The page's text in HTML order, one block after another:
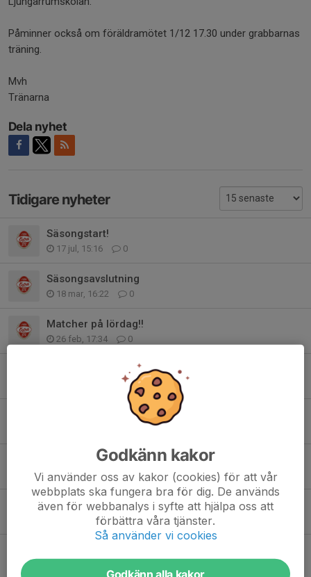
Påminner också om föräldramötet 1/12 17.30 under grabbarnas
träning.
Mvh
Tränarna
Dela nyhet
Tidigare nyheter
Säsongstart!
17 jul, 15:16 0
Säsongsavslutning
18 mar, 16:22 0
Matcher på lördag!!
26 feb, 17:34 0
Full fart men plats för fler!
0
Nu kör vi igång igen!
Sista rycket innan jul!
14 dec 2025 0
Hemmamatcher 13/12
7 dec 2025 0
Godkänn kakor
Vi använder oss av kakor (cookies) för att vår
webbplats ska fungera bra för dig. De används
även för webbanalys i syfte att hjälpa oss att
förbättra våra tjänster.
Så använder vi cookies
Godkänn alla kakor